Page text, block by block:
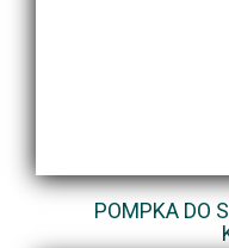
POMPKA DO